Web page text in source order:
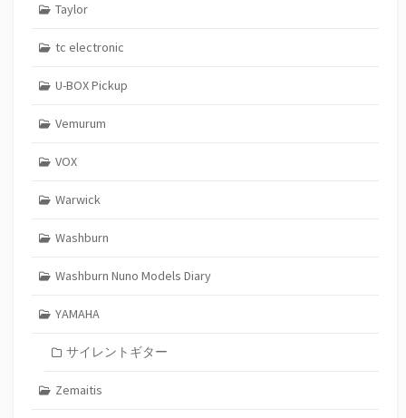
Taylor
tc electronic
U-BOX Pickup
Vemurum
VOX
Warwick
Washburn
Washburn Nuno Models Diary
YAMAHA
サイレントギター
Zemaitis